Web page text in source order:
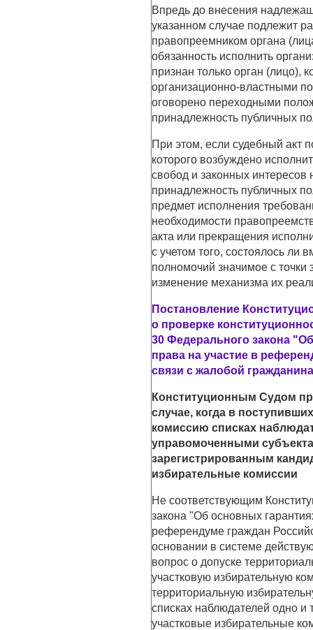
Впредь до внесения
указанном случае подлежит
правопреемником органа
обязанность исполнить
признан только орган (лицо),
организационно-властными
оговорено переходными
принадлежность публичных
При этом, если судебный акт
которого возбуждено
свобод и законных интересов
принадлежность публичных
предмет исполнения
необходимости
акта или прекращения
с учетом того, состоялось ли
полномочий значимое с точки
изменение механизма их
Постановление
о проверке
30 Федерального закона
права на участие в
связи с жалобой
Конституционным Судом
случае, когда в
комиссию списках
управомоченными
зарегистрированным
избирательные комиссии
Не соответствующим
закона "Об основных
референдуме граждан
основании в системе
вопрос о допуске
участковую избирательную
территориальную
списках наблюдателей одно
участковые избирательные